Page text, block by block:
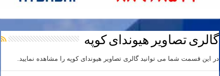
گالری تصاویر هیوندای کوپه
در این قسمت شما می توانید گالری تصاویر هیوندای کوپه را مشاهده نمایید.